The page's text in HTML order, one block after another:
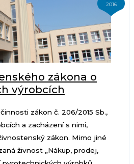
2016
zákona o
výrobcích
zákon č. 206/2015 Sb.,
a zacházení s nimi,
zákon. Mimo jiné
živnost „Nákup, prodej,